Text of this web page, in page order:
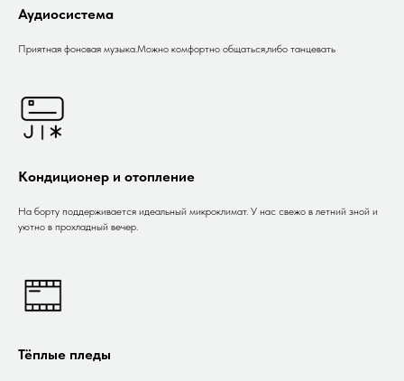
Аудиосистема
Приятная фоновая музыка.Можно комфортно общаться,либо танцевать
Кондиционер и отопление
На борту поддерживается идеальный микроклимат. У нас свежо в летний зной и
уютно в прохладный вечер.
Тёплые пледы